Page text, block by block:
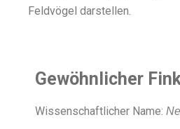
Feldvögel darstellen.
Gewöhnlicher
Wissenschaftlicher Name: